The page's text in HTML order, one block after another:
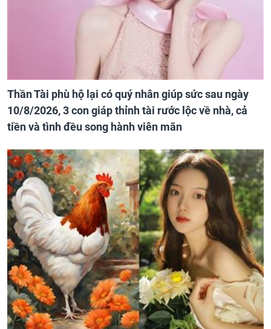
Thần Tài phù hộ lại có quý nhân giúp sức sau ngày
10/8/2026, 3 con giáp thỉnh tài rước lộc về nhà, cả
tiền và tình đều song hành viên mãn